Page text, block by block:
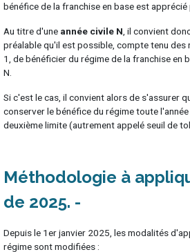
bénéfice de la franchise en base est apprécié
Au titre d'une année civile N , il convient
préalable qu'il est possible, compte tenu des
1, de bénéficier du régime de la franchise en
N.
Si c'est le cas, il convient alors de s'assurer
conserver le bénéfice du régime toute
deuxième limite (autrement appelé seuil de
Méthodologie à
de 2025
Depuis le 1er janvier 2025, les modalités
régime sont modifiées :